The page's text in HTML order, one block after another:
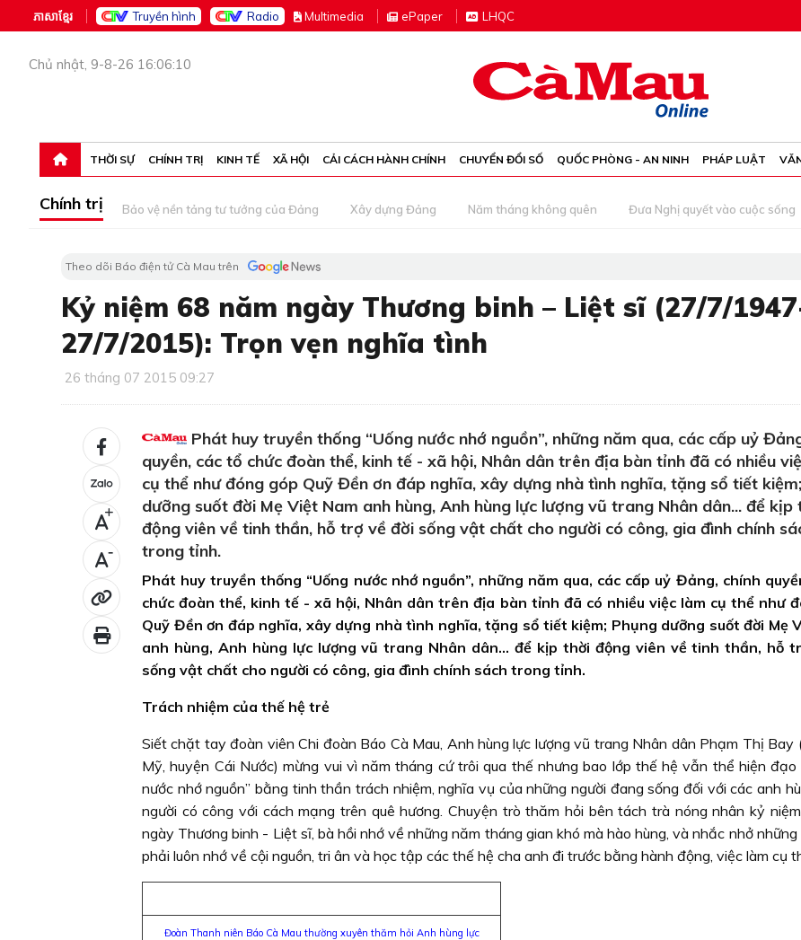
ភាសាខ្មែរ Truyền hình Radio Multimedia ePaper LHQC
Chủ nhật, 9-8-26 16:06:10
THỜI SỰ CHÍNH TRỊ KINH TẾ XÃ HỘI CẢI CÁCH HÀNH CHÍNH CHUYỂN ĐỔI SỐ QUỐC PHÒNG - AN NINH PHÁP LUẬT
Chính trị Bảo vệ nền tảng tư tưởng của Đảng Xây dựng Đảng Năm tháng không quên Đưa Nghị quyết vào cuộc sống
Theo dõi Báo điện tử Cà Mau trên
Kỷ niệm 68 năm ngày Thương binh – Liệt sĩ (27/7/
27/7/2015): Trọn vẹn nghĩa tình
26 tháng 07 2015 09:27
+
-
Phát huy truyền thống “Uống nước nhớ nguồn”, những năm qua, các cấp uỷ
quyền, các tổ chức đoàn thể, kinh tế - xã hội, Nhân dân trên địa bàn tỉnh đã có nhiều
cụ thể như đóng góp Quỹ Đền ơn đáp nghĩa, xây dựng nhà tình nghĩa, tặng sổ tiết
dưỡng suốt đời Mẹ Việt Nam anh hùng, Anh hùng lực lượng vũ trang Nhân dân... để kịp
động viên về tinh thần, hỗ trợ về đời sống vật chất cho người có công, gia đình chính
trong tỉnh.
Phát huy truyền thống “Uống nước nhớ nguồn”, những năm qua, các cấp uỷ Đảng, chính
chức đoàn thể, kinh tế - xã hội, Nhân dân trên địa bàn tỉnh đã có nhiều việc làm cụ thể như
Quỹ Đền ơn đáp nghĩa, xây dựng nhà tình nghĩa, tặng sổ tiết kiệm; Phụng dưỡng suốt đời Mẹ
anh hùng, Anh hùng lực lượng vũ trang Nhân dân... để kịp thời động viên về tinh thần, hỗ
sống vật chất cho người có công, gia đình chính sách trong tỉnh.
Trách nhiệm của thế hệ trẻ
Siết chặt tay đoàn viên Chi đoàn Báo Cà Mau, Anh hùng lực lượng vũ trang Nhân dân Phạm Thị Bay
Mỹ, huyện Cái Nước) mừng vui vì năm tháng cứ trôi qua thế nhưng bao lớp thế hệ vẫn thể hiện đạo
nước nhớ nguồn” bằng tinh thần trách nhiệm, nghĩa vụ của những người đang sống đối với các anh
người có công với cách mạng trên quê hương. Chuyện trò thăm hỏi bên tách trà nóng nhân kỷ
ngày Thương binh - Liệt sĩ, bà hồi nhớ về những năm tháng gian khó mà hào hùng, và nhắc nhở những
phải luôn nhớ về cội nguồn, tri ân và học tập các thế hệ cha anh đi trước bằng hành động, việc làm cụ
Đoàn Thanh niên Báo Cà Mau thường xuyên thăm hỏi Anh hùng lực